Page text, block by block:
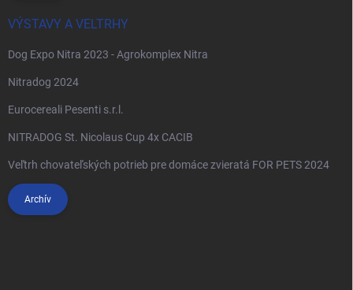
VÝSTAVY A VELTRHY
Dog Expo Nitra 2023 - Agrokomplex Nitra
Nitradog 2024
Eurocereali Pesenti s.r.l.
NITRADOG St. Nicolaus Cup 4x CACIB
Veľtrh chovateľských potrieb pre domáce zvieratá FOR PETS 2024
Archív